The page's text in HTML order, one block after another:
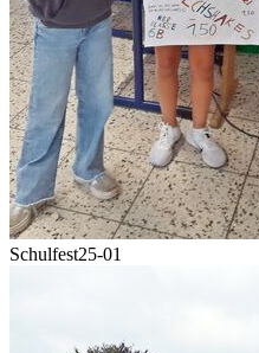
Schulfest25-01